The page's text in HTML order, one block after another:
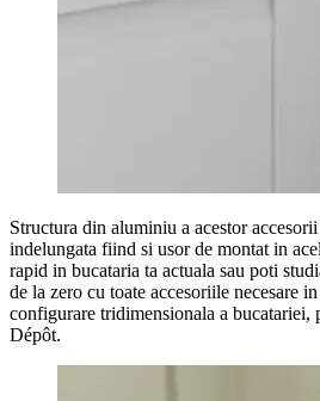
Structura din aluminiu a acestor
indelungata fiind si usor de montat in
rapid in bucataria ta actuala sau poti
de la zero cu toate accesoriile necesare
configurare tridimensionala a bucatariei,
Dépôt.